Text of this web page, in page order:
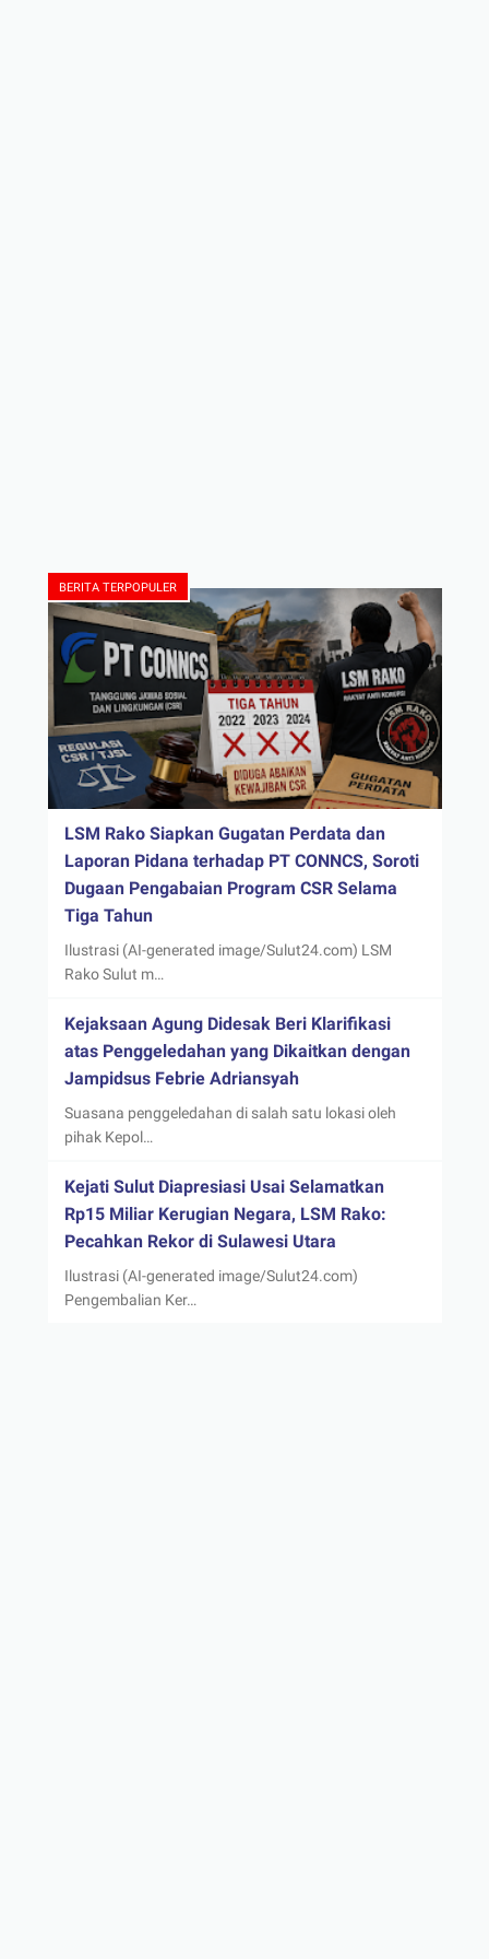
BERITA TERPOPULER
LSM Rako Siapkan Gugatan Perdata dan
Laporan Pidana terhadap PT CONNCS, Soroti
Dugaan Pengabaian Program CSR Selama
Tiga Tahun
Ilustrasi (AI-generated image/Sulut24.com) LSM
Rako Sulut m…
Kejaksaan Agung Didesak Beri Klarifikasi
atas Penggeledahan yang Dikaitkan dengan
Jampidsus Febrie Adriansyah
Suasana penggeledahan di salah satu lokasi oleh
pihak Kepol…
Kejati Sulut Diapresiasi Usai Selamatkan
Rp15 Miliar Kerugian Negara, LSM Rako:
Pecahkan Rekor di Sulawesi Utara
Ilustrasi (AI-generated image/Sulut24.com)
Pengembalian Ker…